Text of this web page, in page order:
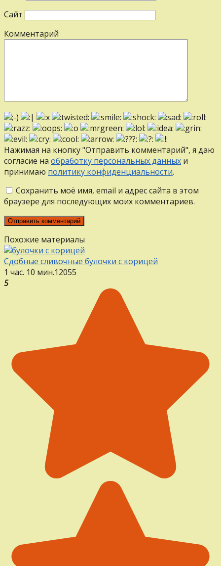
Сайт
Комментарий
Нажимая на кнопку "Отправить комментарий", я даю
согласие на обработку персональных данных и
принимаю политику конфиденциальности.
Сохранить моё имя, email и адрес сайта в этом
браузере для последующих моих комментариев.
Похожие материалы
Сдобные сливочные булочки с корицей
1 час. 10 мин.12055
5